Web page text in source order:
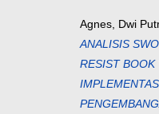
Agnes, Dwi
ANALISIS
RESIST BOOK